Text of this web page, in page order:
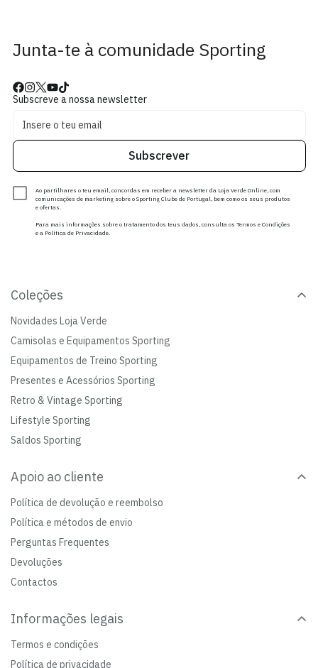
Junta-te à comunidade Sporting
Subscreve a nossa newsletter
Subscrever
Ao partilhares o teu email, concordas em receber a newsletter da Loja Verde Online, com
comunicações de marketing sobre o Sporting Clube de Portugal, bem como os seus produtos
e ofertas.
Para mais informações sobre o tratamento dos teus dados, consulta os Termos e Condições
e a Política de Privacidade.
Coleções
Novidades Loja Verde
Camisolas e Equipamentos Sporting
Equipamentos de Treino Sporting
Presentes e Acessórios Sporting
Retro & Vintage Sporting
Lifestyle Sporting
Saldos Sporting
Apoio ao cliente
Política de devolução e reembolso
Política e métodos de envio
Perguntas Frequentes
Devoluções
Contactos
Informações legais
Termos e condições
Política de privacidade